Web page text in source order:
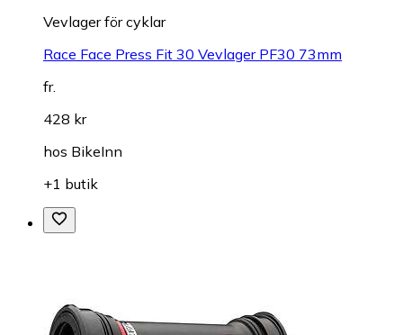
Vevlager för cyklar
Race Face Press Fit 30 Vevlager PF30 73mm
fr.
428 kr
hos BikeInn
+1 butik